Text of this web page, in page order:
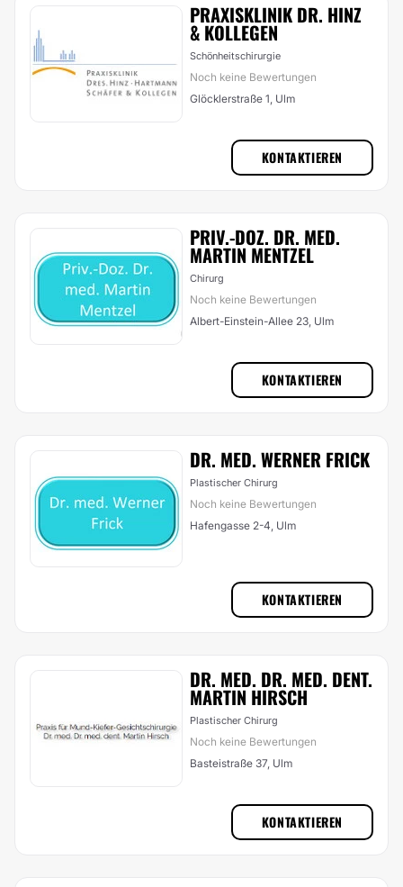
PRAXISKLINIK DR. HINZ
& KOLLEGEN
Schönheitschirurgie
Noch keine Bewertungen
Glöcklerstraße 1, Ulm
KONTAKTIEREN
PRIV.-DOZ. DR. MED.
MARTIN MENTZEL
Chirurg
Noch keine Bewertungen
Albert-​Einstein-Allee 23, Ulm
KONTAKTIEREN
DR. MED. WERNER FRICK
Plastischer Chirurg
Noch keine Bewertungen
Hafengasse 2-4, Ulm
KONTAKTIEREN
DR. MED. DR. MED. DENT.
MARTIN HIRSCH
Plastischer Chirurg
Noch keine Bewertungen
Basteistraße 37, Ulm
KONTAKTIEREN